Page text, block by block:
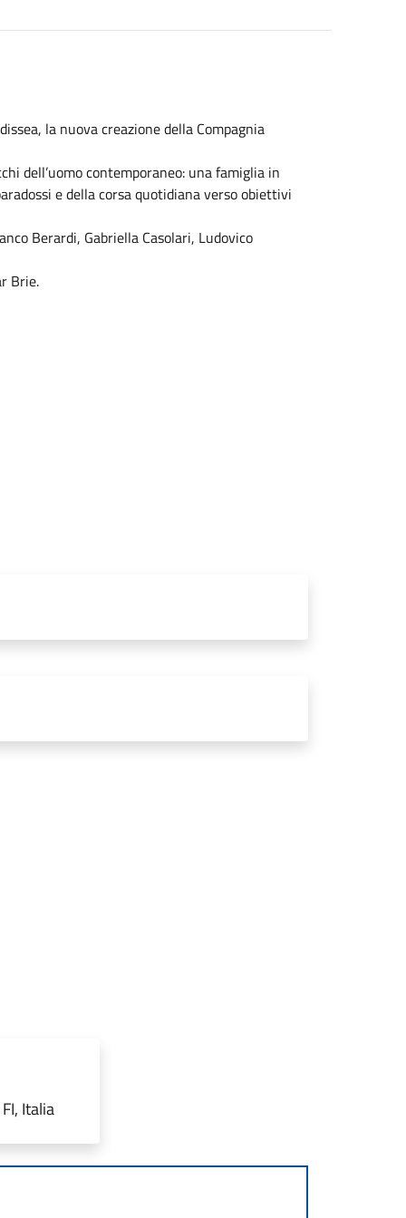
la nuova creazione della Compagnia
dell’uomo contemporaneo: una famiglia in
e della corsa quotidiana verso obiettivi
Berardi, Gabriella Casolari, Ludovico
Brie.
Italia